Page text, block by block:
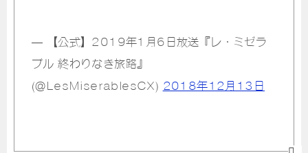
— 【公式】2019年1月6日放送『レ・ミゼラ
ブル 終わりなき旅路』
(@LesMiserablesCX) 2018年12月13日